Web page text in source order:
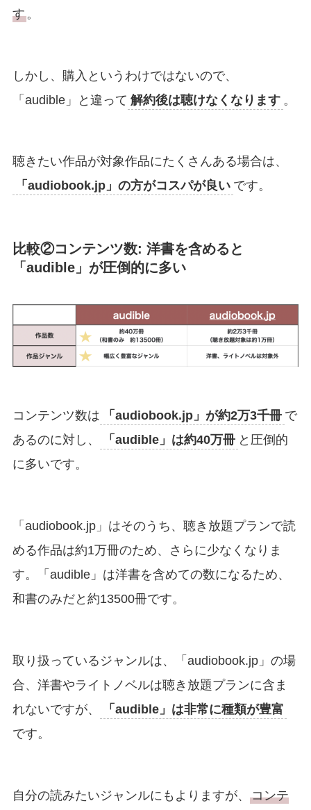
す。
しかし、購入というわけではないので、
「audible」と違って 解約後は聴けなくなります 。
聴きたい作品が対象作品にたくさんある場合は、
「audiobook.jp」の方がコスパが良い です。
比較②コンテンツ数: 洋書を含めると
「audible」が圧倒的に多い
コンテンツ数は 「audiobook.jp」が約2万3千冊 で
あるのに対し、
「audible」は約40万冊 と圧倒的
に多いです。
「audiobook.jp」はそのうち、聴き放題プランで読
める作品は約1万冊のため、さらに少なくなりま
す。「audible」は洋書を含めての数になるため、
和書のみだと約13500冊です。
取り扱っているジャンルは、「audiobook.jp」の場
合、洋書やライトノベルは聴き放題プランに含ま
れないですが、
「audible」は非常に種類が豊富
です。
自分の読みたいジャンルにもよりますが、 コンテ